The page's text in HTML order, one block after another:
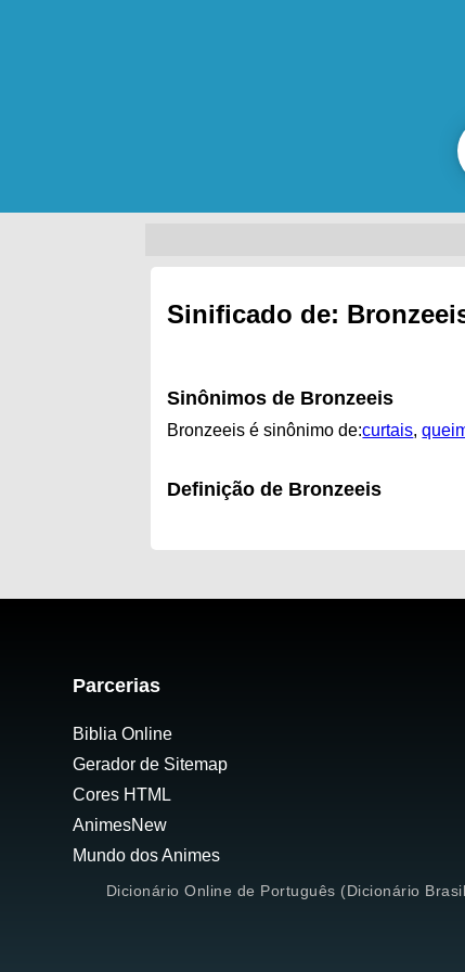
Sinificado de:
Sinônimos de Bronzeeis
Bronzeeis é sinônimo de:curtais,
Definição de Bronzeeis
Parcerias
Biblia Online
Gerador de Sitemap
Cores HTML
AnimesNew
Mundo dos Animes
Dicionário Online de Português (Dicionário